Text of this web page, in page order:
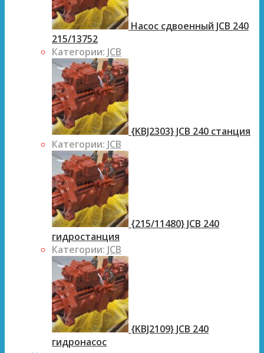
Насос сдвоенный JCB 240
215/13752
Категории: JCB
{KBJ2303} JCB 240 станция
Категории: JCB
{215/11480} JCB 240
гидростанция
Категории: JCB
{KBJ2109} JCB 240
гидронасос